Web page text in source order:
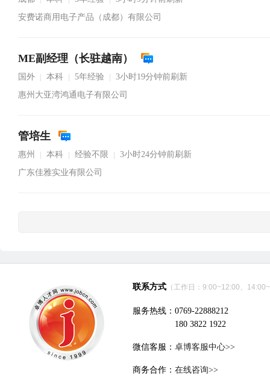
安费诺商用电子产品（成都）有限公司
ME副经理（长驻越南）
国外 本科 5年经验
3小时19分钟前刷新
惠州大亚湾鸿通电子有限公司
管培生
惠州 本科 经验不限
3小时24分钟前刷新
广东佳雅实业有限公司
联系方式 （工作日：9:00~12:00、
服务热线：0769-22888212
180 3822 1922
微信客服： 卓博客服中心>>
商务合作： 在线咨询>>